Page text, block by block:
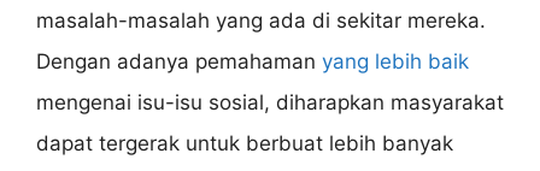
masalah-masalah yang ada di sekitar mereka.
Dengan adanya pemahaman yang lebih baik
mengenai isu-isu sosial, diharapkan masyarakat
dapat tergerak untuk berbuat lebih banyak